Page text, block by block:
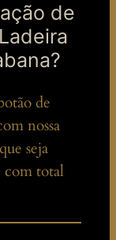
de
de
nossa
seja
com total